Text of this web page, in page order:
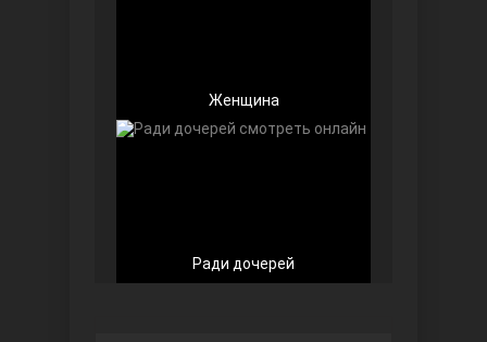
Женщина
Ради дочерей